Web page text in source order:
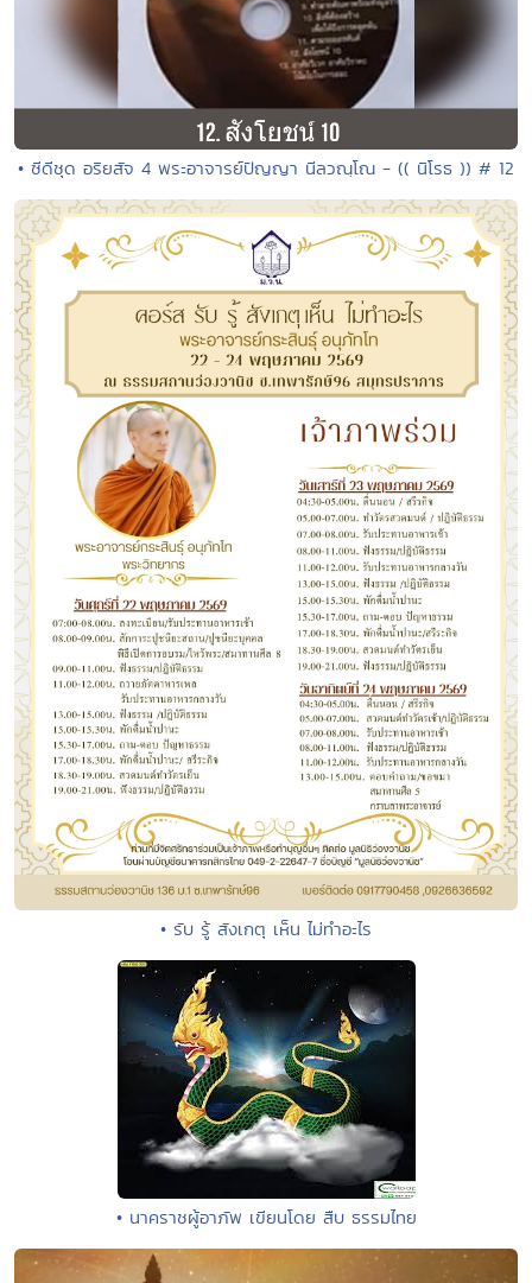
• ซีดีชุด อริยสัจ 4 พระอาจารย์ปัญญา นีลวณฺโณ - (( นิโรธ )) # 12
• รับ รู้ สังเกตุ เห็น ไม่ทำอะไร
• นาคราชผู้อาภัพ เขียนโดย สืบ ธรรมไทย